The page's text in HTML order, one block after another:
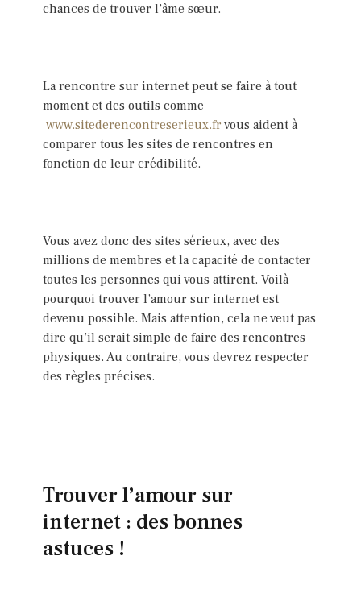
chances de trouver l’âme sœur.
La rencontre sur internet peut se faire à tout
moment et des outils comme
www.sitederencontreserieux.fr vous aident à
comparer tous les sites de rencontres en
fonction de leur crédibilité.
Vous avez donc des sites sérieux, avec des
millions de membres et la capacité de contacter
toutes les personnes qui vous attirent. Voilà
pourquoi trouver l’amour sur internet est
devenu possible. Mais attention, cela ne veut pas
dire qu’il serait simple de faire des rencontres
physiques. Au contraire, vous devrez respecter
des règles précises.
Trouver l’amour sur
internet : des bonnes
astuces !